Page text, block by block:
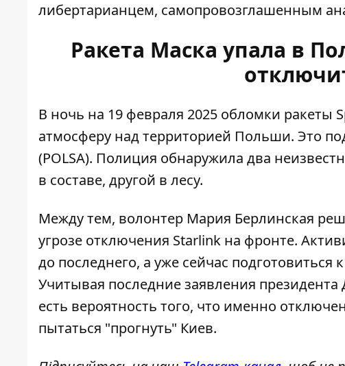
либертарианцем, самопровозглашенным
Ракета Маска упала в
В ночь на 19 февраля 2025 обломки ракеты
атмосферу над территорией Польши. Это
(POLSA). Полиция обнаружила два
в составе, другой в лесу.
Между тем, волонтер Мария Берлинская
угрозе отключения Starlink на фронте.
до последнего, а уже сейчас
Учитывая последние заявления
есть вероятность того, что именно
пытаться "прогнуть" Киев.